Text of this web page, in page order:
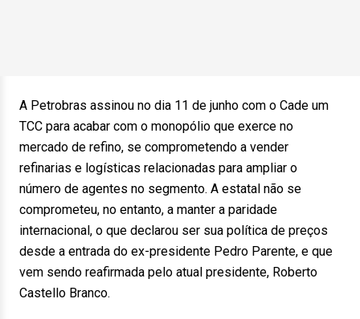
A Petrobras assinou no dia 11 de junho com o Cade um
TCC para acabar com o monopólio que exerce no
mercado de refino, se comprometendo a vender
refinarias e logísticas relacionadas para ampliar o
número de agentes no segmento. A estatal não se
comprometeu, no entanto, a manter a paridade
internacional, o que declarou ser sua política de preços
desde a entrada do ex-presidente Pedro Parente, e que
vem sendo reafirmada pelo atual presidente, Roberto
Castello Branco.